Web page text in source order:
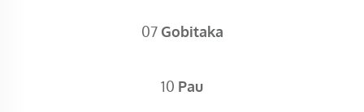
07 Gobitaka
10 Pau